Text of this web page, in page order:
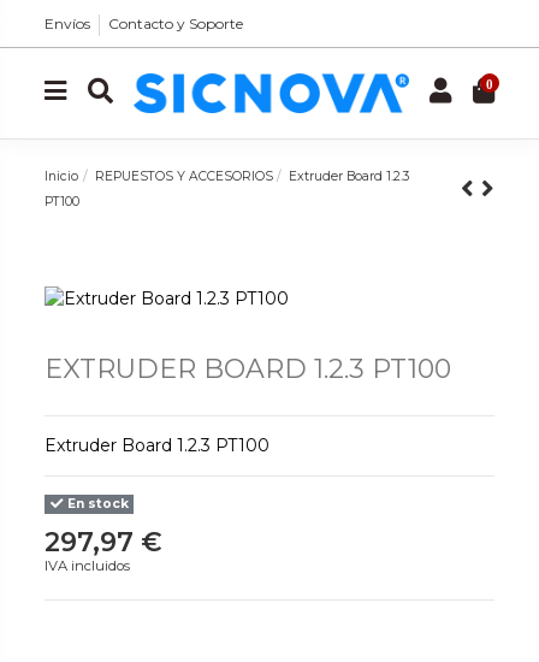
Envíos Contacto y Soporte
0
Inicio REPUESTOS Y ACCESORIOS
Extruder Board 1.2.3
PT100
EXTRUDER BOARD 1.2.3 PT100
Extruder Board 1.2.3 PT100
En stock
297,97 €
IVA incluidos